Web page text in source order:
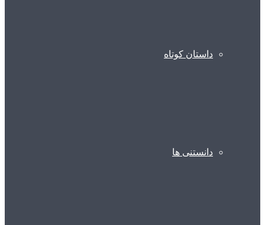
داستان کوتاه
دانستنی ها